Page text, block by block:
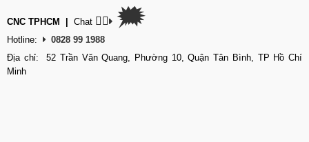
CNC TPHCM | Chat 👉🏽 🗯
Hotline:
0828 99 1988
Địa chỉ: 52 Trần Văn Quang, Phường 10, Quận Tân Bình, TP Hồ Chí
Minh